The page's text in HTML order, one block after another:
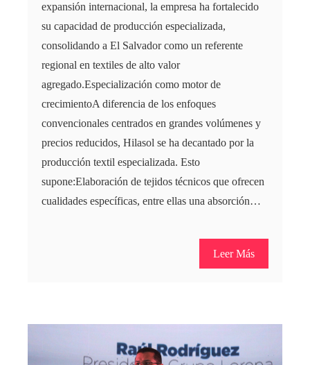
expansión internacional, la empresa ha fortalecido
su capacidad de producción especializada,
consolidando a El Salvador como un referente
regional en textiles de alto valor
agregado.Especialización como motor de
crecimientoA diferencia de los enfoques
convencionales centrados en grandes volúmenes y
precios reducidos, Hilasol se ha decantado por la
producción textil especializada. Esto
supone:Elaboración de tejidos técnicos que ofrecen
cualidades específicas, entre ellas una absorción…
Leer Más